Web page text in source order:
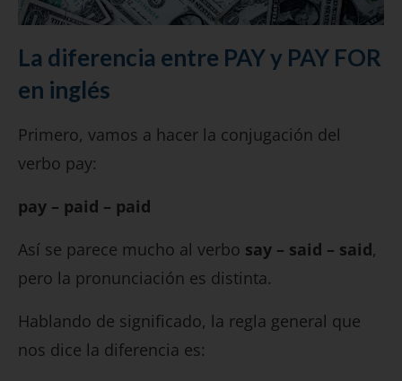
La diferencia entre PAY y PAY FOR
en inglés
Primero, vamos a hacer la conjugación del
verbo pay:
pay – paid – paid
Así se parece mucho al verbo say – said – said,
pero la pronunciación es distinta.
Hablando de significado, la regla general que
nos dice la diferencia es: